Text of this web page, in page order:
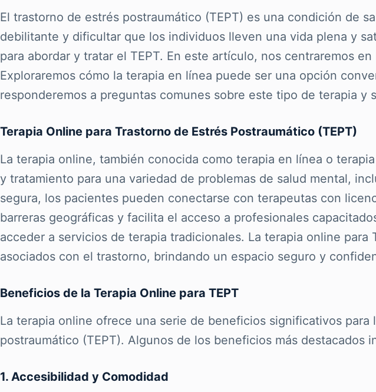
El trastorno de estrés postraumático (TEPT) es una condición de
debilitante y dificultar que los individuos lleven una vida plena y
para abordar y tratar el TEPT. En este artículo, nos centraremos
Exploraremos cómo la terapia en línea puede ser una opción
responderemos a preguntas comunes sobre este tipo de terapia
Terapia Online para Trastorno de Estrés Postraumático (TEPT)
La terapia online, también conocida como terapia en línea o
y tratamiento para una variedad de problemas de salud mental,
segura, los pacientes pueden conectarse con terapeutas con
barreras geográficas y facilita el acceso a profesionales
acceder a servicios de terapia tradicionales. La terapia online
asociados con el trastorno, brindando un espacio seguro y
Beneficios de la Terapia Online para TEPT
La terapia online ofrece una serie de beneficios significativos
postraumático (TEPT). Algunos de los beneficios más destacados
1. Accesibilidad y Comodidad